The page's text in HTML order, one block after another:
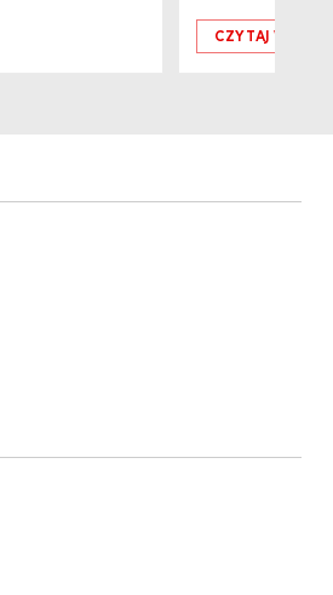
CZYTAJ WIĘCEJ